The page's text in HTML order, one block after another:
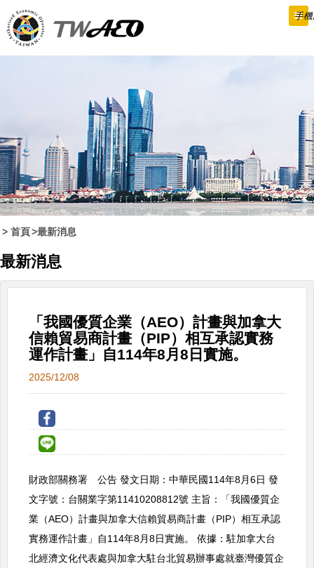
到
主
手
首頁 最新消息
最新消息
「我國優質企業（AEO）計畫與加拿大
信賴貿易商計畫（PIP）相互承認實務
運作計畫」自114年8月8日實施。
2025/12/08
財政部關務署 公告 發文日期：中華民國114年8月6日 發
文字號：台關業字第11410208812號 主旨：「我國優質企
業（AEO）計畫與加拿大信賴貿易商計畫（PIP）相互承認
實務運作計畫」自114年8月8日實施。 依據：駐加拿大台
北經濟文化代表處與加拿大駐台北貿易辦事處就臺灣優質企